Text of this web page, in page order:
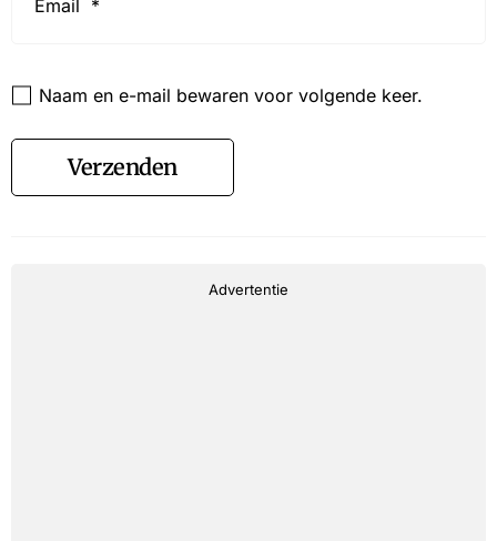
Naam en e-mail bewaren voor volgende keer.
Verzenden
Advertentie